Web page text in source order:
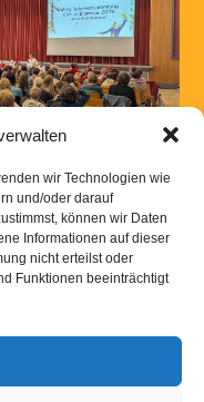
wir Technologien wie
und/oder darauf
können wir Daten
Informationen auf dieser
nicht erteilst oder
Funktionen beeinträchtigt
Nächste →
Datenschutzerklaerung